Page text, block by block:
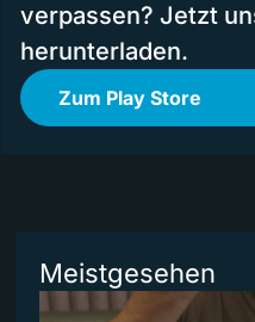
verpassen? Jetzt
herunterladen.
Zum Play Store
Meistgesehen